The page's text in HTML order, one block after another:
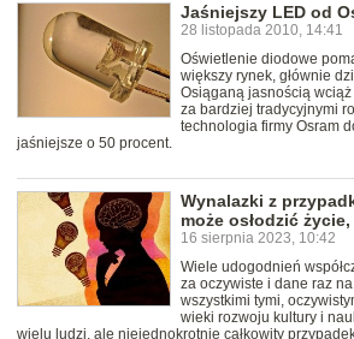
Jaśniejszy LED od
28 listopada 2010, 14:41
Oświetlenie diodowe
większy rynek, głównie
Osiąganą jasnością
za bardziej tradycyjnymi
technologia firmy Osram
jaśniejsze o 50 procent.
Wynalazki z
może osłodzić
16 sierpnia 2023, 10:42
Wiele udogodnień
za oczywiste i dane raz
wszystkimi tymi,
wieki rozwoju kultury i
wielu ludzi, ale niejednokrotnie całkowity